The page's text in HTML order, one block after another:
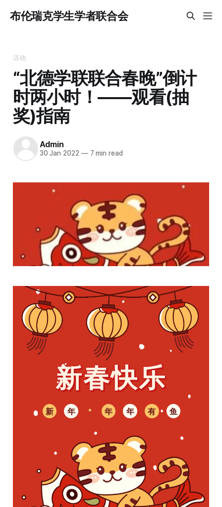
布伦瑞克学生学者联合会
活动
“北德学联联合春晚”倒计
时两小时！——观看(抽
奖)指南
Admin
30 Jan 2022 —7 min read
新春快乐
新 年 年 年 有 鱼